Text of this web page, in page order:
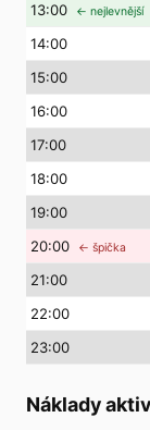
13:00 ← nejlevnější
14:00
15:00
16:00
17:00
18:00
19:00
20:00 ← špička
21:00
22:00
23:00
Náklady